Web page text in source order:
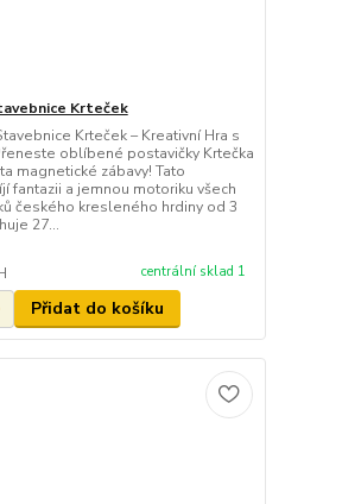
Krteček
Krteček – Kreativní Hra s
oblíbené postavičky Krtečka
magnetické zábavy! Tato
fantazii a jemnou motoriku všech
českého kresleného hrdiny od 3
27...
centrální sklad 1
Přidat do košíku